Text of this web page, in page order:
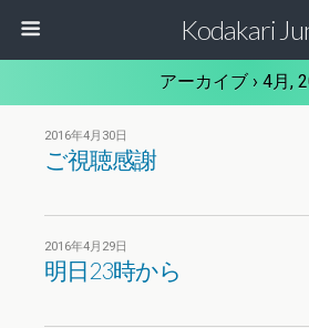
Kodakari
アーカイブ › 4月,
2016年4月30日
ご視聴感謝
2016年4月29日
明日23時から